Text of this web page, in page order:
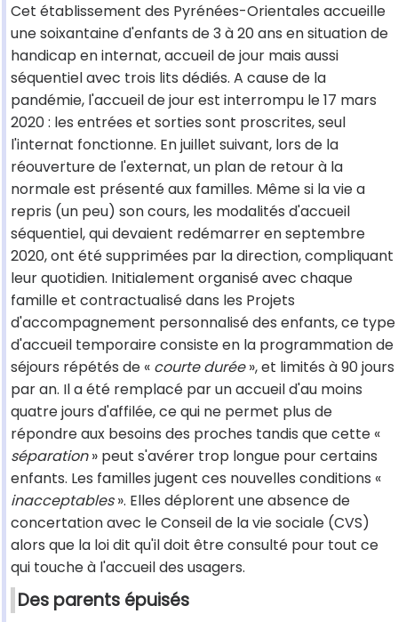
Cet établissement des Pyrénées-Orientales accueille
une soixantaine d'enfants de 3 à 20 ans en situation de
handicap en internat, accueil de jour mais aussi
séquentiel avec trois lits dédiés. A cause de la
pandémie, l'accueil de jour est interrompu le 17 mars
2020 : les entrées et sorties sont proscrites, seul
l'internat fonctionne. En juillet suivant, lors de la
réouverture de l'externat, un plan de retour à la
normale est présenté aux familles. Même si la vie a
repris (un peu) son cours, les modalités d'accueil
séquentiel, qui devaient redémarrer en septembre
2020, ont été supprimées par la direction, compliquant
leur quotidien. Initialement organisé avec chaque
famille et contractualisé dans les Projets
d'accompagnement personnalisé des enfants, ce type
d'accueil temporaire consiste en la programmation de
séjours répétés de « courte durée», et limités à 90 jours
par an. Il a été remplacé par un accueil d'au moins
quatre jours d'affilée, ce qui ne permet plus de
répondre aux besoins des proches tandis que cette «
séparation» peut s'avérer trop longue pour certains
enfants. Les familles jugent ces nouvelles conditions «
inacceptables». Elles déplorent une absence de
concertation avec le Conseil de la vie sociale (CVS)
alors que la loi dit qu'il doit être consulté pour tout ce
qui touche à l'accueil des usagers.
Des parents épuisés